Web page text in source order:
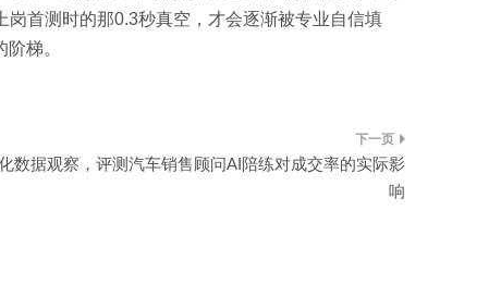
岗首测时的那0.3秒真空，才会逐渐被专业自信填
梯。
数据观察，评测汽车销售顾问AI陪练对成交率的实际影
响